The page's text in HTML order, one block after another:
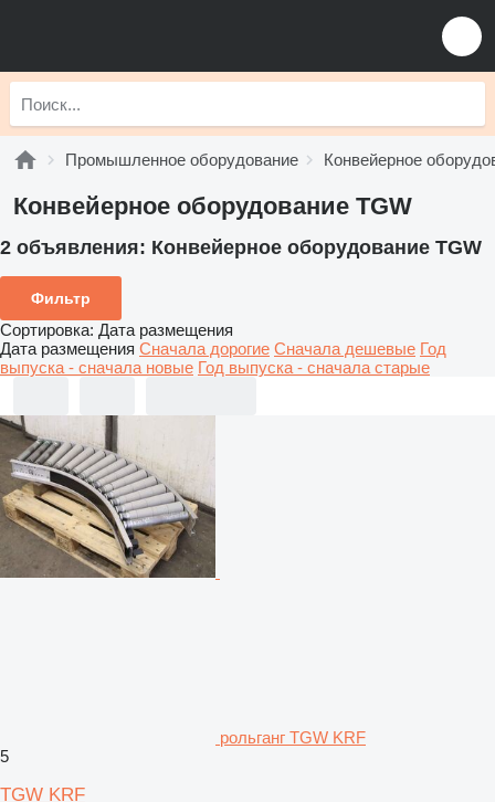
Промышленное оборудование Конвейерное
Конвейерное оборудование TGW
2 объявления: Конвейерное оборудование TGW
Фильтр
Сортировка: Дата размещения
Дата размещения Сначала дорогие Сначала дешевые Год
выпуска - сначала новые Год выпуска - сначала старые
рольганг TGW KRF
5
TGW KRF